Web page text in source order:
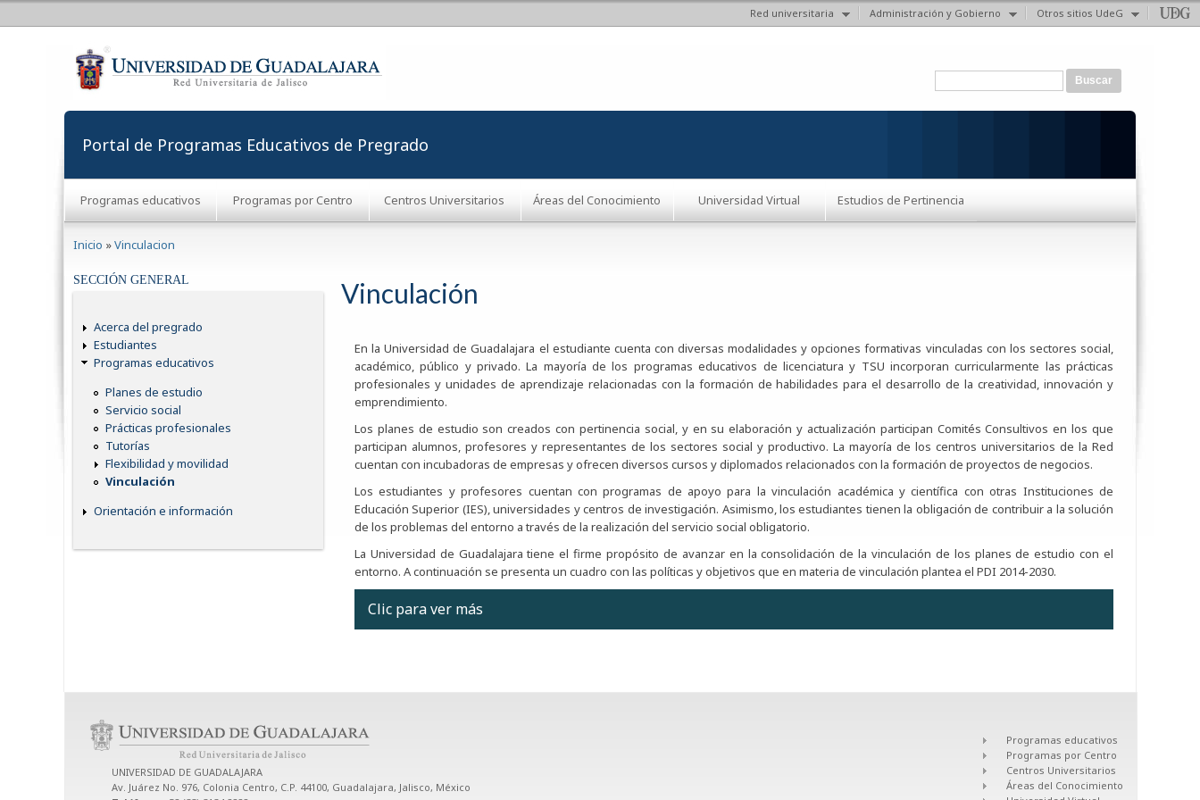
Red universitaria Administración y Gobierno Otros sitios UdeG
Formulario de búsqueda
Portal de Programas Educativos de Pregrado
Programas educativos Programas por Centro Centros Universitarios Áreas del Conocimiento Universidad Virtual Estudios de Pertinencia
Inicio »Vinculacion
SECCIÓN GENERAL
Acerca del pregrado
Estudiantes
Programas educativos
Planes de estudio
Servicio social
Prácticas profesionales
Tutorías
Flexibilidad y movilidad
Vinculación
Orientación e información
Vinculación
En la Universidad de Guadalajara el estudiante cuenta con diversas modalidades y opciones formativas vinculadas con los sectores social,
académico, público y privado. La mayoría de los programas educativos de licenciatura y TSU incorporan curricularmente las prácticas
profesionales y unidades de aprendizaje relacionadas con la formación de habilidades para el desarrollo de la creatividad, innovación y
emprendimiento.
Los planes de estudio son creados con pertinencia social, y en su elaboración y actualización participan Comités Consultivos en los que
participan alumnos, profesores y representantes de los sectores social y productivo. La mayoría de los centros universitarios de la Red
cuentan con incubadoras de empresas y ofrecen diversos cursos y diplomados relacionados con la formación de proyectos de negocios.
Los estudiantes y profesores cuentan con programas de apoyo para la vinculación académica y científica con otras Instituciones de
Educación Superior (IES), universidades y centros de investigación. Asimismo, los estudiantes tienen la obligación de contribuir a la solución
de los problemas del entorno a través de la realización del servicio social obligatorio.
La Universidad de Guadalajara tiene el firme propósito de avanzar en la consolidación de la vinculación de los planes de estudio con el
entorno. A continuación se presenta un cuadro con las políticas y objetivos que en materia de vinculación plantea el PDI 2014-2030.
Clic para ver más
Uno de los principales compromisos de las universidades públicas es contribuir al desarrollo social y económico de las regiones y
los países. La vinculación es una función que posibilita conocer las necesidades del entorno y, en consecuencia, incidir en la
UNIVERSIDAD DE GUADALAJARA
Av. Juárez No. 976, Colonia Centro, C.P. 44100, Guadalajara, Jalisco, México
Programas educativos
Programas por Centro
Centros Universitarios
Áreas del Conocimiento